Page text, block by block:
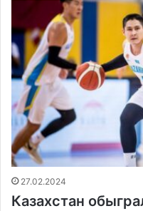
27.02.2024
Казахстан